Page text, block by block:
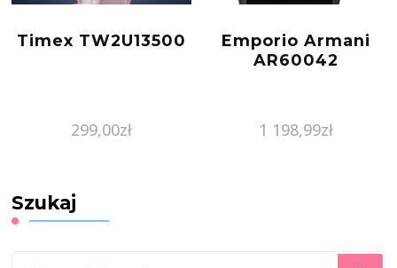
Timex TW2U13500
299,00zł
Emporio Armani
AR60042
1 198,99zł
Szukaj